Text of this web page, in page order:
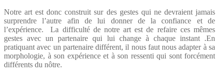
Notre art est donc construit sur des gestes qui ne devraient jamais
surprendre l’autre afin de lui donner de la confiance et de
l’expérience. La difficulté de notre art est de refaire ces mêmes
gestes avec un partenaire qui lui change à chaque instant .En
pratiquant avec un partenaire différent, il nous faut nous adapter à sa
morphologie, à son expérience et à son ressenti qui sont forcément
différents du nôtre.